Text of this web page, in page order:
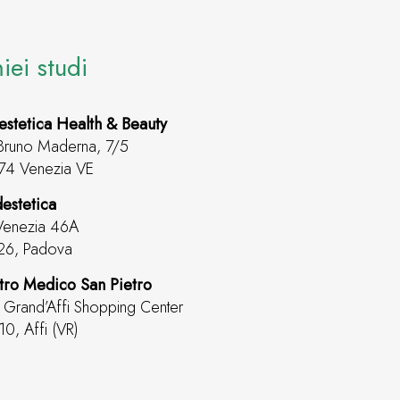
studi
Health & Beauty
Maderna, 7/5
Venezia VE
46A
Padova
Medico San Pietro
Grand’Affi Shopping Center
Affi (VR)